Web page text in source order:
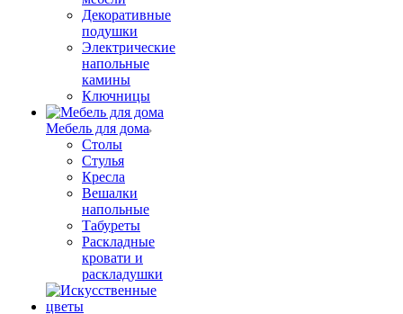
Декоративные
подушки
Электрические
напольные
камины
Ключницы
Мебель для дома
Столы
Стулья
Кресла
Вешалки
напольные
Табуреты
Раскладные
кровати и
раскладушки